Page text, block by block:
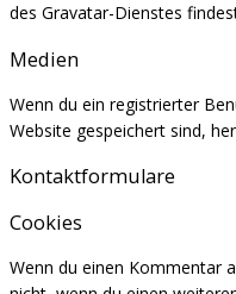
des Gravatar-Dienstes
Medien
Wenn du ein registrierter
Website gespeichert sind,
Kontaktformulare
Cookies
Wenn du einen Kommentar